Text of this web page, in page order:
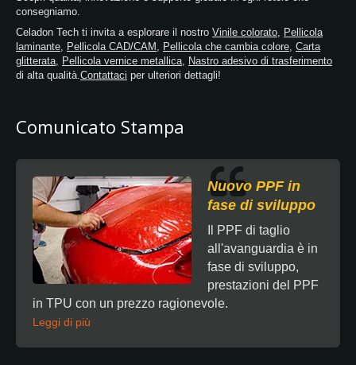
temperatura generale. La pellicola laminata
Celadon ha un'eccellente conformabilità e
prestazioni affidabili nel tempo, questi
prodotti sono particolarmente adatti per il
rivestimento parziale o totale di veicoli e
solvente, eco-solvente e lattice.
consegniamo.
Celadon Tech ti invita a esplorare il nostro Vinile colorato
Pellicola
laminante
Pellicola CAD/CAM Pellicola che cambia colore Carta
glitterata
Pellicola vernice metallica
Nastro adesivo di trasferimento
di alta qualità. Contattaci per ulteriori dettagli!
Comunicato Stampa
Nuovo PPF in
fase di sviluppo
Il PPF di taglio
all'avanguardia è in
fase di sviluppo,
prestazioni del PPF
in TPU con un prezzo ragionevole.
Leggi di più